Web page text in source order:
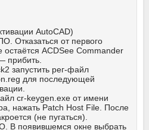
AutoCAD)
Отказаться от первого
остаётся ACDSee Commander
прибить.
запустить рег-файл
для последующей
cr-keygen.exe от имени
нажать Patch Host File. После
(не пугаться).
В появившемся окне выбрать